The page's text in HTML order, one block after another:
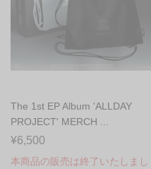
The 1st EP Album 'ALLDAY
PROJECT' MERCH ...
¥6,500
本商品の販売は終了いたしまし